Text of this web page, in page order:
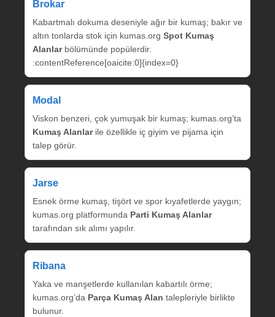
Brokar
Kabartmalı dokuma deseniyle ağır bir kumaş; bakır ve
altın tonlarda stok için kumas.org Spot Kumaş
Alanlarbölümünde popülerdir.
:contentReference[oaicite:0]{index=0}
Modal
Viskon benzeri, çok yumuşak bir kumaş; kumas.org’ta
Kumaş Alanlarile özellikle iç giyim ve pijama için
talep görür.
Jarse
Esnek örme kumaş, tişört ve spor kıyafetlerde yaygın;
kumas.org platformunda Parti Kumaş Alanlar
tarafından sık alımı yapılır.
Ribana
Yaka ve manşetlerde kullanılan kabartılı örme;
kumas.org’da Parça Kumaş Alan talepleriyle birlikte
bulunur.